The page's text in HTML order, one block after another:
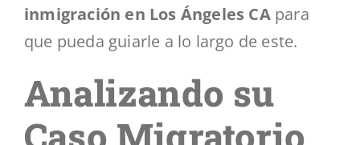
inmigración en Los Ángeles CApara
que pueda guiarle a lo largo de este.
Analizando su